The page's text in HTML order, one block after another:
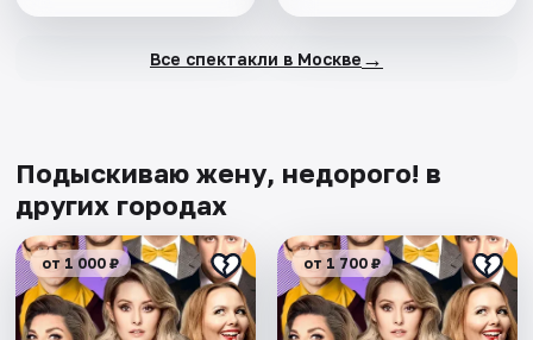
Все спектакли в Москве →
Подыскиваю жену, недорого! в
других городах
от 1 000 ₽ от 1 700 ₽